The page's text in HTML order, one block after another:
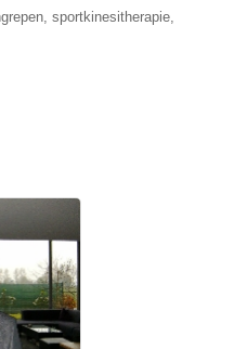
sportkinesitherapie,